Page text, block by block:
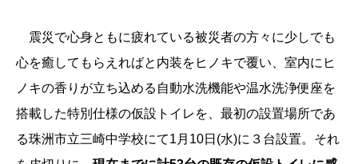
震災で心身ともに疲れている被災者の方々に少しでも
心を癒してもらえればと内装をヒノキで覆い、室内にヒ
ノキの香りが立ち込める自動水洗機能や温水洗浄便座を
搭載した特別仕様の仮設トイレを、最初の設置場所であ
る珠洲市立三崎中学校にて1月10日(水)に３台設置。それ